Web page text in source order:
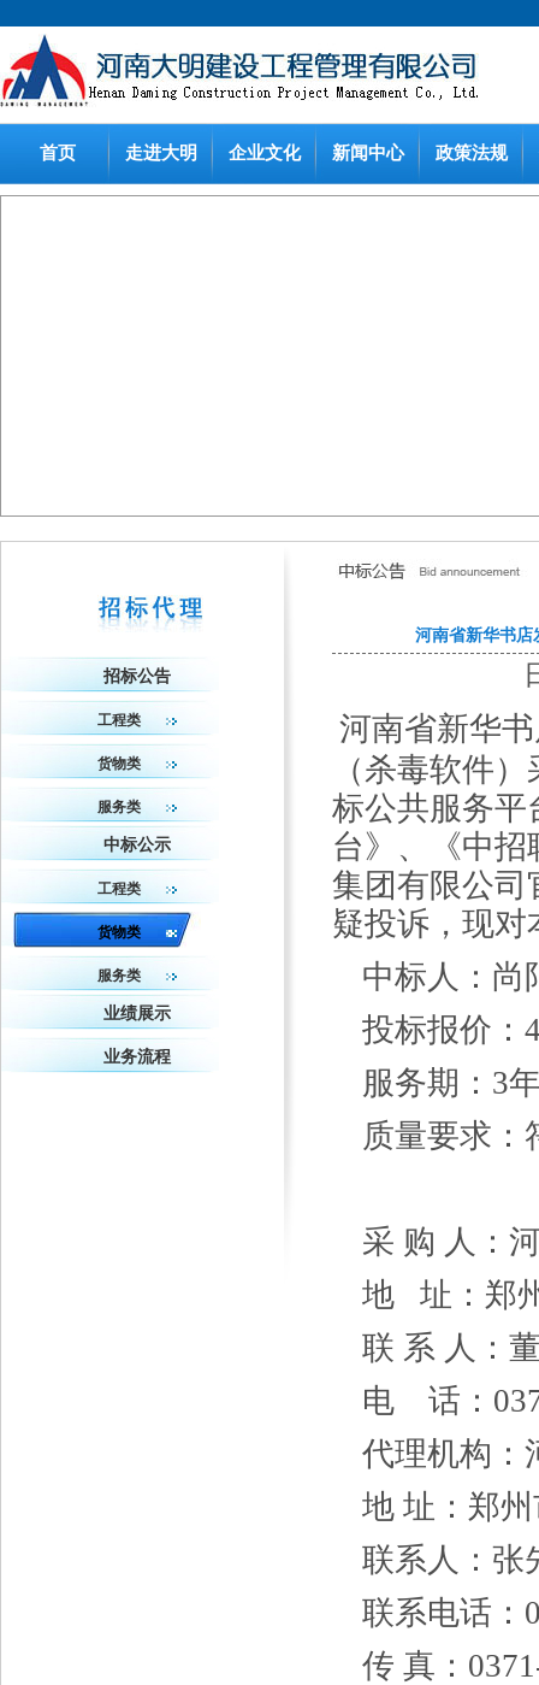
首页 走进大明 企业文化 新闻中心 政策法规
河南省新华书
河南省新华
（杀毒软件
标公共服务平
台》、《中
集团有限公司
疑投诉，现
中标人： 尚
投标报价：
服务期： 3
质量要求：
采 购 人：
地
址：郑
联 系 人：
电
话：
代理机构：
地 址：郑
联系人： 张
联系电话：
传 真：
招标公告
工程类
货物类
服务类
中标公示
工程类
货物类
服务类
业绩展示
业务流程